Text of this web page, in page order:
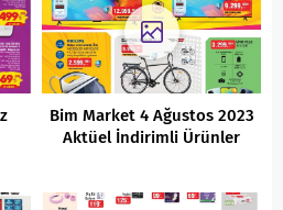
Bim Market 4 Ağustos 2023
Aktüel İndirimli Ürünler